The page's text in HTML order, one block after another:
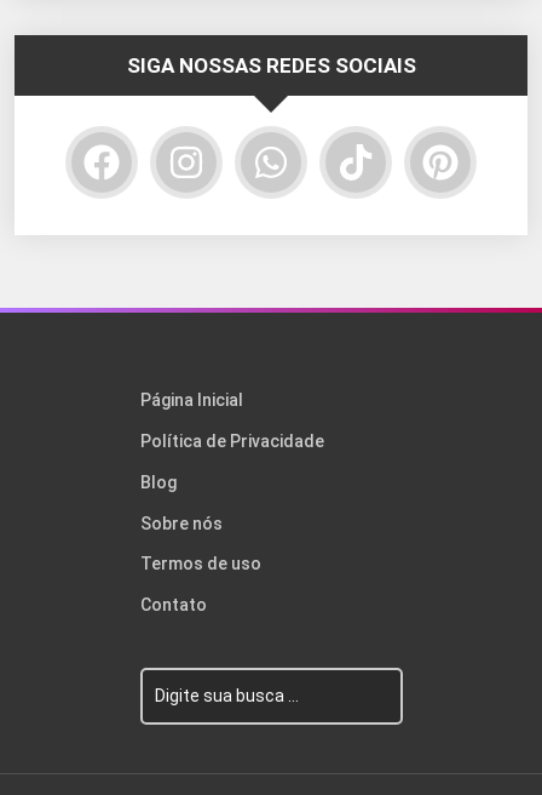
SIGA NOSSAS REDES SOCIAIS
Página Inicial
Política de Privacidade
Blog
Sobre nós
Termos de uso
Contato